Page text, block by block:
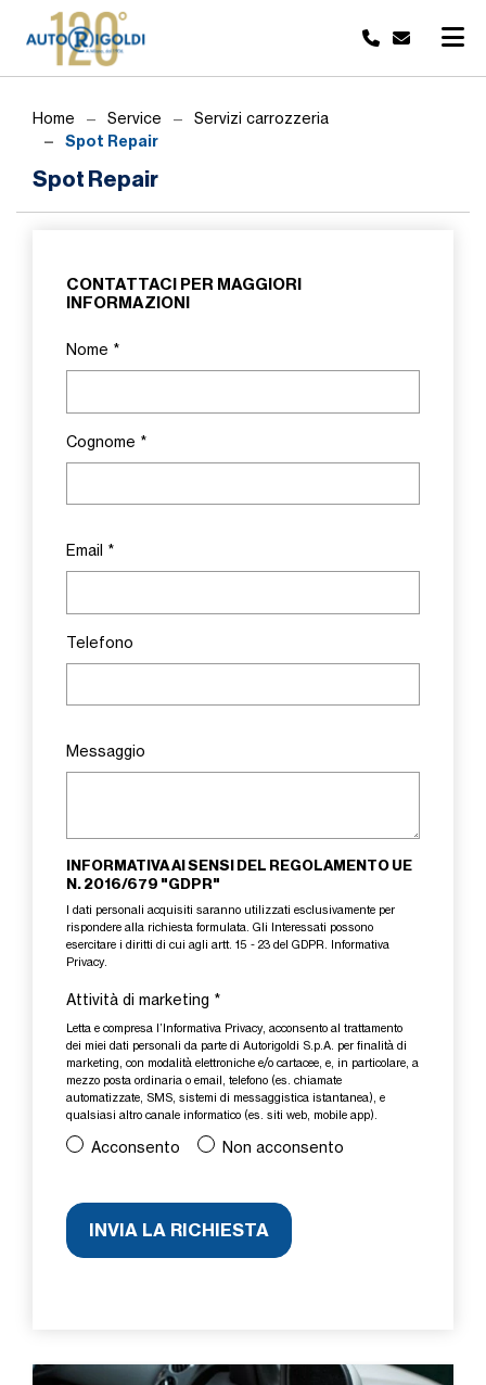
Spot Repair
Home Service Servizi carrozzeria
Spot Repair
CONTATTACI PER MAGGIORI
INFORMAZIONI
Nome *
Cognome *
Email *
Telefono
Messaggio
INFORMATIVA AI SENSI DEL REGOLAMENTO UE
N. 2016/679 "GDPR"
I dati personali acquisiti saranno utilizzati esclusivamente per
rispondere alla richiesta formulata. Gli Interessati possono
esercitare i diritti di cui agli artt. 15 - 23 del GDPR.
Informativa
Privacy.
Attività di marketing *
Letta e compresa l’ Informativa Privacy, acconsento al trattamento
dei miei dati personali da parte di Autorigoldi S.p.A. per finalità di
marketing, con modalità elettroniche e/o cartacee, e, in particolare, a
mezzo posta ordinaria o email, telefono (es. chiamate
automatizzate, SMS, sistemi di messaggistica istantanea), e
qualsiasi altro canale informatico (es. siti web, mobile app).
Acconsento Non acconsento